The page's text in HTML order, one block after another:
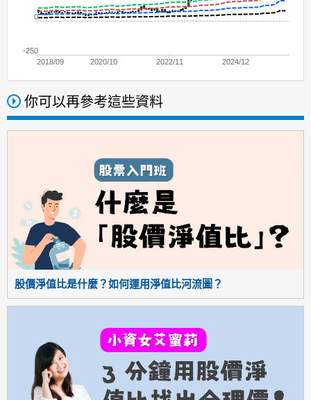
2018/09 2020/10 2022/11 2024/12
-250
0
你可以再參考這些資料
股價淨值比是什麼？如何運用淨值比河流圖？